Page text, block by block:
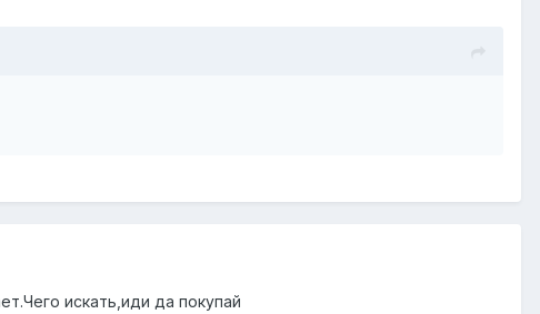
искать,иди да покупай